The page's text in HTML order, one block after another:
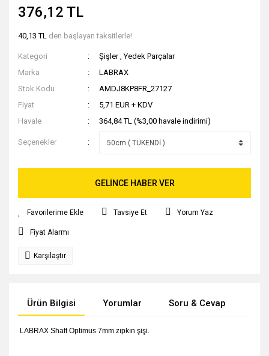
376,12 TL
40,13 TL den başlayan taksitlerle!
Kategori Şişler ,Yedek Parçalar
Marka
LABRAX
Stok Kodu
AMDJ8KP8FR_27127
Fiyat
5,71 EUR + KDV
Havale
364,84 TL (%3,00 havale indirimi)
Seçenekler
GELİNCE HABER VER
Tavsiye Et Yorum Yaz
Fiyat Alarmı
Karşılaştır
Ürün Bilgisi Yorumlar Soru & Cevap
LABRAX Shaft Optimus 7mm zıpkın şişi.